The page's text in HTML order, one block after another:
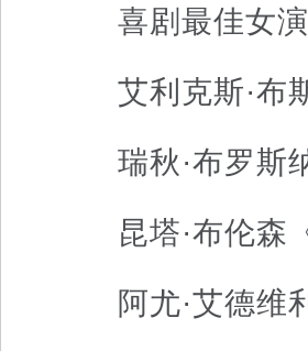
喜剧最佳女演
艾利克斯·布斯
瑞秋·布罗斯纳
昆塔·布伦森《
阿尤·艾德维